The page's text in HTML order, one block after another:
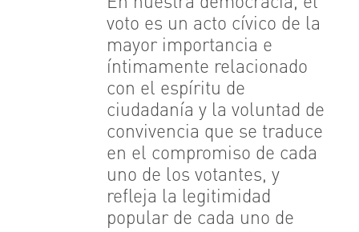
En nuestra democracia, el
voto es un acto cívico de la
mayor importancia e
íntimamente relacionado
con el espíritu de
ciudadanía y la voluntad de
convivencia que se traduce
en el compromiso de cada
uno de los votantes, y
refleja la legitimidad
popular de cada uno de